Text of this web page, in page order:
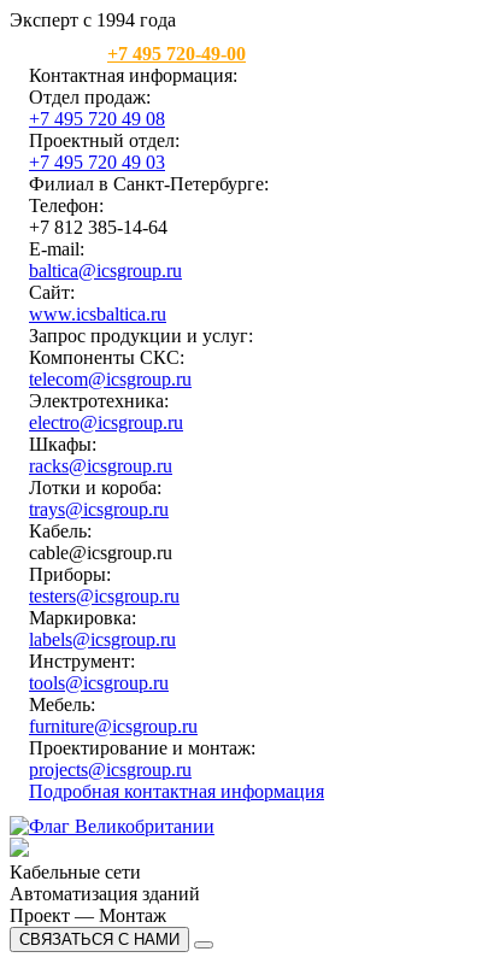
Эксперт с 1994 года
+7 495 720-49-00
Контактная информация:
Отдел продаж:
+7 495 720 49 08
Проектный отдел:
+7 495 720 49 03
Филиал в Санкт-Петербурге:
Телефон:
+7 812 385-14-64
E-mail:
baltica@icsgroup.ru
Сайт:
www.icsbaltica.ru
Запрос продукции и услуг:
Компоненты СКС:
telecom@icsgroup.ru
Электротехника:
electro@icsgroup.ru
Шкафы:
racks@icsgroup.ru
Лотки и короба:
trays@icsgroup.ru
Кабель:
cable@icsgroup.ru
Приборы:
testers@icsgroup.ru
Маркировка:
labels@icsgroup.ru
Инструмент:
tools@icsgroup.ru
Мебель:
furniture@icsgroup.ru
Проектирование и монтаж:
projects@icsgroup.ru
Подробная контактная информация
Кабельные сети
Автоматизация зданий
Проект — Монтаж
СВЯЗАТЬСЯ С НАМИ